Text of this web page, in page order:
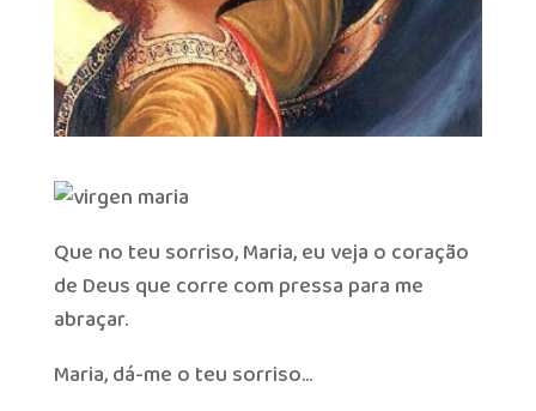
Que no teu sorriso, Maria, eu veja o coração
de Deus que corre com pressa para me
abraçar.
Maria, dá-me o teu sorriso…